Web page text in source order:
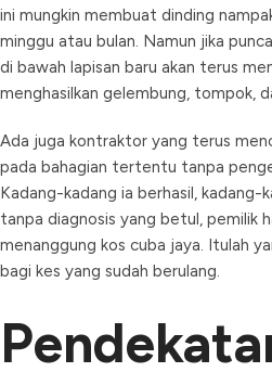
ini mungkin membuat dinding
minggu atau bulan. Namun jika
di bawah lapisan baru akan terus
menghasilkan gelembung, tompok,
Ada juga kontraktor yang terus
pada bahagian tertentu tanpa
Kadang-kadang ia berhasil, kadang-
tanpa diagnosis yang betul, pemilik
menanggung kos cuba jaya. Itulah
bagi kes yang sudah berulang.